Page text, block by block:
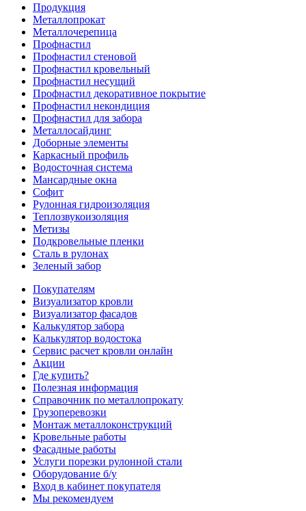
Продукция
Металлопрокат
Металлочерепица
Профнастил
Профнастил стеновой
Профнастил кровельный
Профнастил несущий
Профнастил декоративное покрытие
Профнастил некондиция
Профнастил для забора
Металлосайдинг
Доборные элементы
Каркасный профиль
Водосточная система
Мансардные окна
Софит
Рулонная гидроизоляция
Теплозвукоизоляция
Метизы
Подкровельные пленки
Сталь в рулонах
Зеленый забор
Покупателям
Визуализатор кровли
Визуализатор фасадов
Калькулятор забора
Калькулятор водостока
Сервис расчет кровли онлайн
Акции
Где купить?
Полезная информация
Справочник по металлопрокату
Грузоперевозки
Монтаж металлоконструкций
Кровельные работы
Фасадные работы
Услуги порезки рулонной стали
Оборудование б/у
Вход в кабинет покупателя
Мы рекомендуем